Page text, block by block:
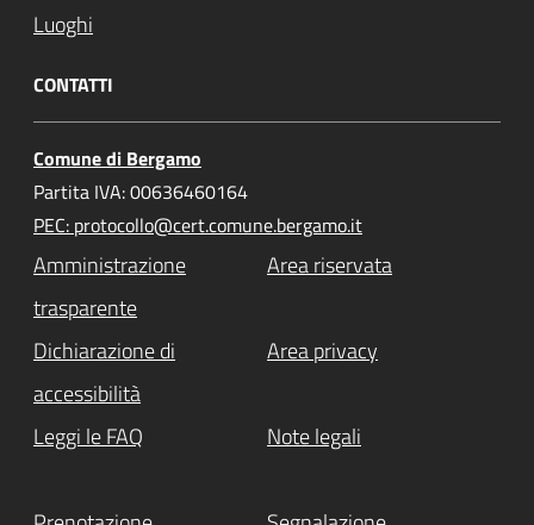
Luoghi
CONTATTI
Comune di Bergamo
Partita IVA: 00636460164
PEC: protocollo@cert.comune.bergamo.it
Amministrazione
trasparente
Area riservata
Dichiarazione di
accessibilità
Area privacy
Leggi le FAQ Note legali